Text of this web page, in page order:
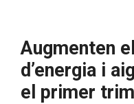
Augmenten
d’energia i
el primer